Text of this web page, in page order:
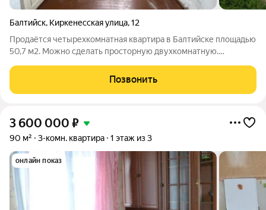
Балтийск, Киркенесская улица,12
Продаётся четырехкомнатная квартира в Балтийске площадью
50,7 м2. Можно сделать просторную двухкомнатную.
Поможем с ремонтом. По цене всегда можем обсудить.
Возможна покупка средствами ипотечного
Позвонить
3 600 000 ₽
90 м² 3-комн. квартира 1 этаж из 3
онлайн показ